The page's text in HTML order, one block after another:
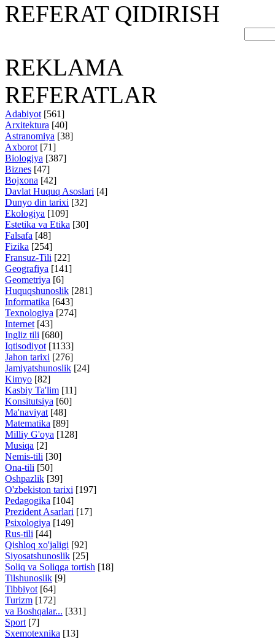
REFERAT QIDIRISH
REKLAMA
REFERATLAR
Adabiyot [561]
Arxitektura [40]
Astranomiya [38]
Axborot [71]
Biologiya [387]
Biznes [47]
Bojxona [42]
Davlat Huquq Asoslari [4]
Dunyo din tarixi [32]
Ekologiya [109]
Estetika va Etika [30]
Falsafa [48]
Fizika [254]
Fransuz-Tili [22]
Geografiya [141]
Geometriya [6]
Huquqshunoslik [281]
Informatika [643]
Texnologiya [274]
Internet [43]
Ingliz tili [680]
Iqtisodiyot [1133]
Jahon tarixi [276]
Jamiyatshunoslik [24]
Kimyo [82]
Kasbiy Ta'lim [11]
Konsitutsiya [60]
Ma'naviyat [48]
Matematika [89]
Milliy G'oya [128]
Musiqa [2]
Nemis-tili [30]
Ona-tili [50]
Oshpazlik [39]
O'zbekiston tarixi [197]
Pedagogika [104]
Prezident Asarlari [17]
Psixologiya [149]
Rus-tili [44]
Qishloq xo'jaligi [92]
Siyosatshunoslik [25]
Soliq va Soliqga tortish [18]
Tilshunoslik [9]
Tibbiyot [64]
Turizm [172]
va Boshqalar... [331]
Sport [7]
Sxemotexnika [13]